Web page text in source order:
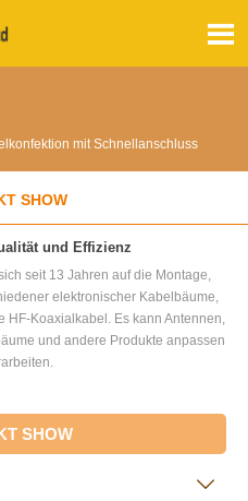

mit Schnellanschluss
SHOW
und Effizienz
seit 13 Jahren auf die Montage,
elektronischer Kabelbäume,
HF-Koaxialkabel. Es kann Antennen,
und andere Produkte anpassen
SHOW
